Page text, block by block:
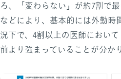
ろ、「変わらない」が約7割で
などにより、基本的には外勤時
況下で、4割以上の医師におい
前より強まっていることが分か